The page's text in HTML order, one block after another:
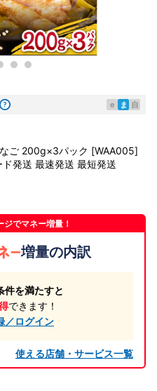
e ま 自
なご 200g×3パック [WAA005]
発送 最速発送 最短発送
でマネー増量！
増量の内訳
件を満たすと
できます！
／ログイン
使える店舗・サービス一覧